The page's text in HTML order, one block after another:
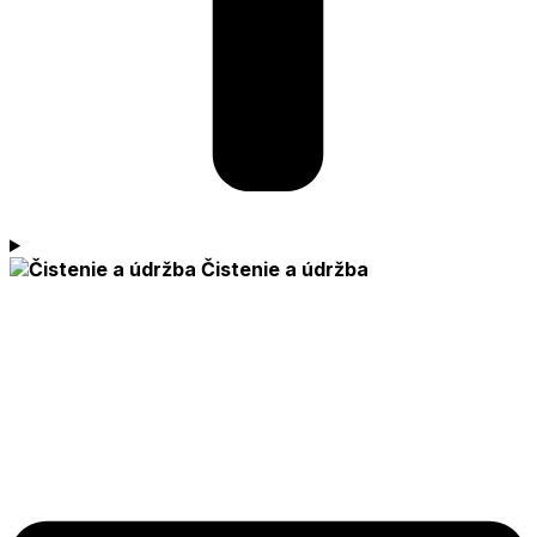
Čistenie a údržba